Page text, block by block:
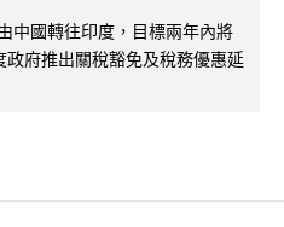
中國轉往印度，目標兩年內將
府推出關稅豁免及稅務優惠延